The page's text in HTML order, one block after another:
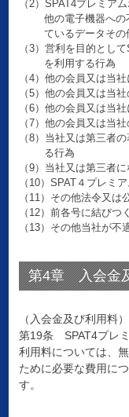
（2）SPAT4プレミア
他の電子機器へ
ているデータそ
（3）営利を目的とし
を利用する行為
（4）他の会員又は当
（5）他の会員又は当
（6）他の会員又は当
（7）他の会員又は当
（8）当社又は第三者
る行為
（9）当社又は第三者
（10）SPAT４プレミ
（11）その他法令又は
（12）前各号に結び
（13）その他当社が不
第4章 入会金
（入会金及び利用料）
第19条 SPAT4プレ
利用料については、
ために必要な費用に
す。